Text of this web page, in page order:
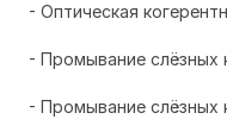
- Оптическая
- Промывание слёзных
- Промывание слёзных